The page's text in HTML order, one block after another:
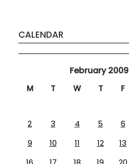
CALENDAR
February 2009
M T W T F
2
3 4 5 6
9
10 11 12 13